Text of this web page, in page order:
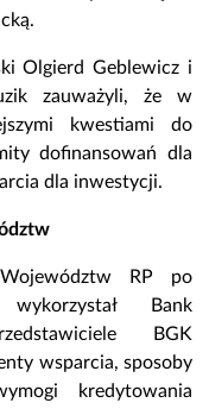
Olgierd Geblewicz i
zauważyli, że w
kwestiami do
dofinansowań dla
dla inwestycji.
RP po
Bank
BGK
wsparcia, sposoby
kredytowania